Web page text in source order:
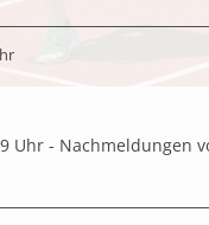
Uhr - Nachmeldungen